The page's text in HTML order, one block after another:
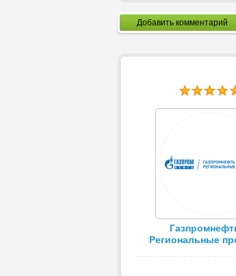
Добавить комментарий
Региональные